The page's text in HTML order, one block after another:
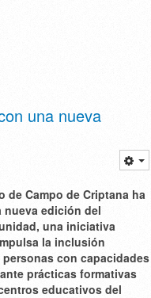
una nueva
de Campo de Criptana ha
nueva edición del
una iniciativa
la inclusión
con capacidades
prácticas formativas
educativos del